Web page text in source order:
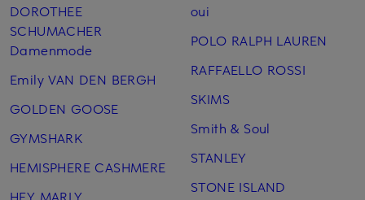
DOROTHEE
SCHUMACHER
Damenmode
Emily VAN DEN BERGH
GOLDEN GOOSE
GYMSHARK
HEMISPHERE CASHMERE
HEY MARLY
oui
POLO RALPH LAUREN
RAFFAELLO ROSSI
SKIMS
Smith & Soul
STANLEY
STONE ISLAND